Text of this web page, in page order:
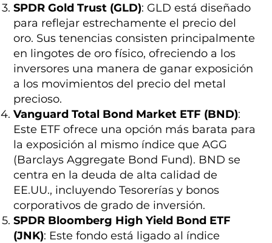
SPDR Gold Trust (GLD): GLD está diseñado
para reflejar estrechamente el precio del
oro. Sus tenencias consisten principalmente
en lingotes de oro físico, ofreciendo a los
inversores una manera de ganar exposición
a los movimientos del precio del metal
precioso.
Vanguard Total Bond Market ETF (BND):
Este ETF ofrece una opción más barata para
la exposición al mismo índice que AGG
(Barclays Aggregate Bond Fund). BND se
centra en la deuda de alta calidad de
EE.UU., incluyendo Tesorerías y bonos
corporativos de grado de inversión.
SPDR Bloomberg High Yield Bond ETF
(JNK): Este fondo está ligado al índice